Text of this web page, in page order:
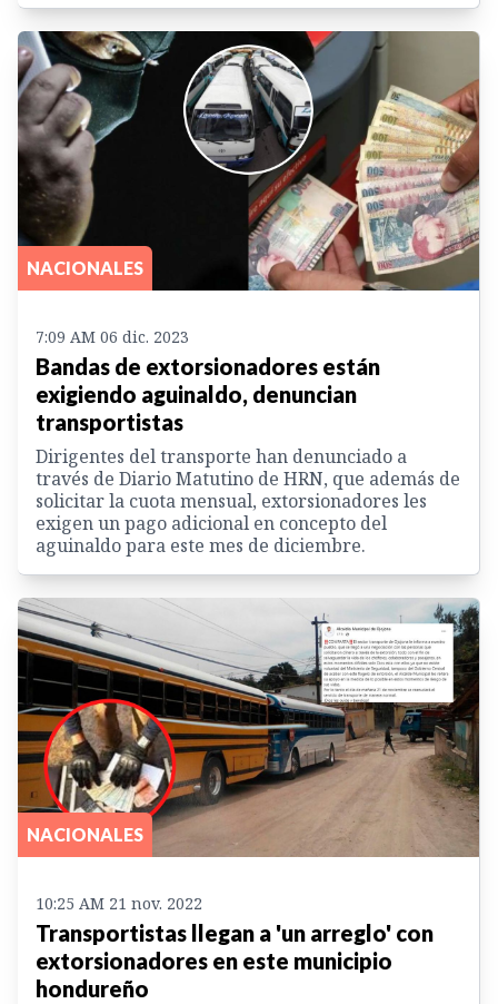
NACIONALES
7:09 AM 06 dic. 2023
Bandas de extorsionadores están
exigiendo aguinaldo, denuncian
transportistas
Dirigentes del transporte han denunciado a
través de Diario Matutino de HRN, que además de
solicitar la cuota mensual, extorsionadores les
exigen un pago adicional en concepto del
aguinaldo para este mes de diciembre.
NACIONALES
10:25 AM 21 nov. 2022
Transportistas llegan a 'un arreglo' con
extorsionadores en este municipio
hondureño